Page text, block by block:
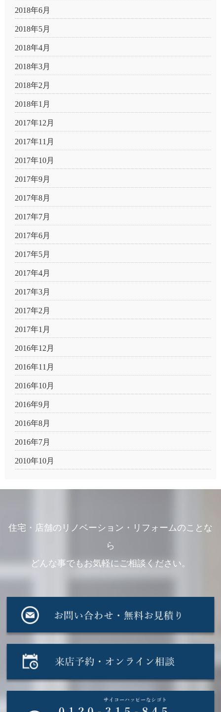
2018年6月
2018年5月
2018年4月
2018年3月
2018年2月
2018年1月
2017年12月
2017年11月
2017年10月
2017年9月
2017年8月
2017年7月
2017年6月
2017年5月
2017年4月
2017年3月
2017年2月
2017年1月
2016年12月
2016年11月
2016年10月
2016年9月
2016年8月
2016年7月
2010年10月
住宅・店舗のリノベーション・リフォームのことな
ら
どんな事でもお気軽にご相談ください。